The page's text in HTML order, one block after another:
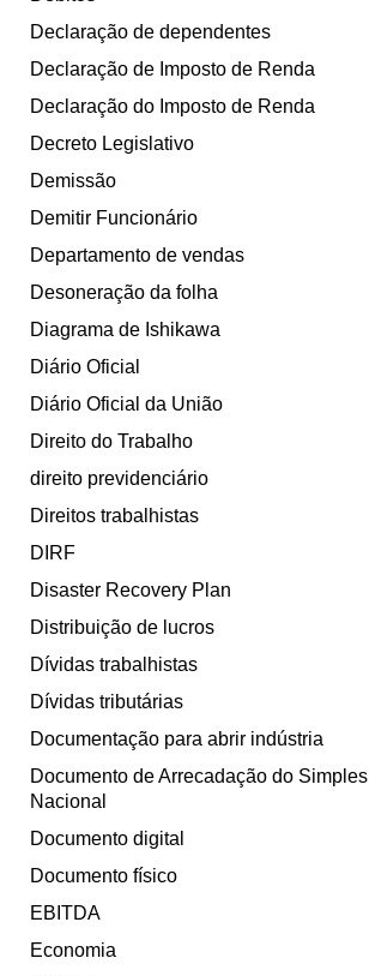
Declaração de dependentes
Declaração de Imposto de Renda
Declaração do Imposto de Renda
Decreto Legislativo
Demissão
Demitir Funcionário
Departamento de vendas
Desoneração da folha
Diagrama de Ishikawa
Diário Oficial
Diário Oficial da União
Direito do Trabalho
direito previdenciário
Direitos trabalhistas
DIRF
Disaster Recovery Plan
Distribuição de lucros
Dívidas trabalhistas
Dívidas tributárias
Documentação para abrir indústria
Documento de Arrecadação do Simples
Nacional
Documento digital
Documento físico
EBITDA
Economia